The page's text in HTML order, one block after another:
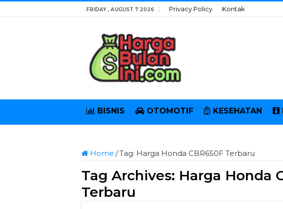
FRIDAY , AUGUST 7 2026 Privacy Policy Kontak
BISNIS OTOMOTIF KESEHATAN
Home /Tag: Harga Honda CBR650F Terbaru
Tag Archives: Harga Honda
Terbaru